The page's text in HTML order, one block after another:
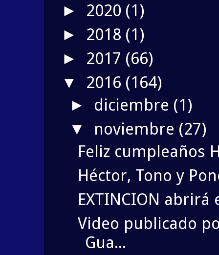
► 2020 (1)
► 2018 (1)
► 2017 (66)
▼ 2016 (164)
► diciembre (1)
▼ noviembre (27)
Feliz cumpleaños
Héctor, Tono y
EXTINCION
Video publicado
Gua...